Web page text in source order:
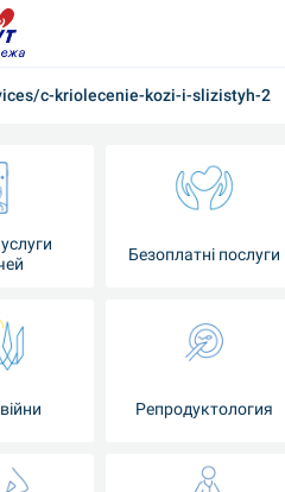
c-kriolecenie-kozi-i-slizistyh-2
Безоплатні послуги
Репродуктология